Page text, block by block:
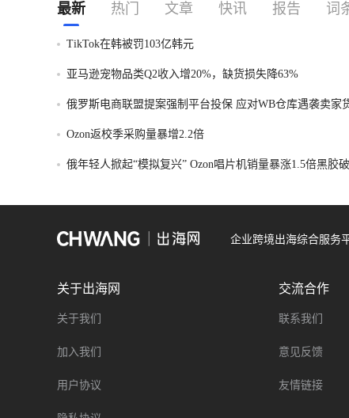
最新 热门 文章 快讯 报告 词
TikTok在韩被罚103亿韩元
亚马逊宠物品类Q2收入增20%，缺货损失降63%
俄罗斯电商联盟提案强制平台投保 应对WB仓库遇袭卖家
Ozon返校季采购量暴增2.2倍
俄年轻人掀起“模拟复兴” Ozon唱片机销量暴涨1.5倍黑胶
企业跨境出海综合服务
关于出海网
关于我们
加入我们
用户协议
交流合作
联系我们
意见反馈
友情链接